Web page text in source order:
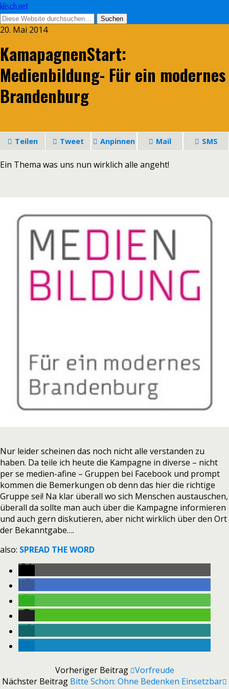
klisch.net
20. Mai 2014
KamapagnenStart:
Medienbildung- Für ein modernes
Brandenburg
Teilen Tweet Anpinnen Mail SMS
Ein Thema was uns nun wirklich alle angeht!
Nur leider scheinen das noch nicht alle verstanden zu
haben. Da teile ich heute die Kampagne in diverse – nicht
per se medien-afine – Gruppen bei Facebook und prompt
kommen die Bemerkungen ob denn das hier die richtige
Gruppe sei! Na klar überall wo sich Menschen austauschen,
überall da sollte man auch über die Kampagne informieren
und auch gern diskutieren, aber nicht wirklich über den Ort
der Bekanntgabe….
also: SPREAD THE WORD
Vorheriger Beitrag Vorfreude
Nächster Beitrag Bitte Schön: Ohne Bedenken Einsetzbar